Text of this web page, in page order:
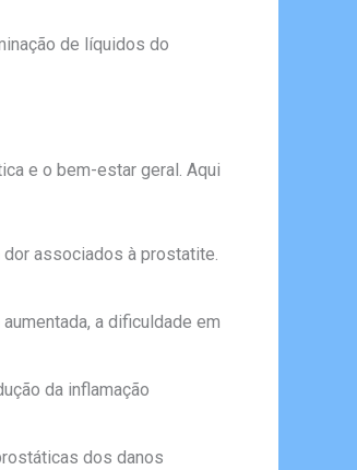
de líquidos do
e o bem-estar geral. Aqui
dor associados à prostatite.
a dificuldade em
da inflamação
dos danos